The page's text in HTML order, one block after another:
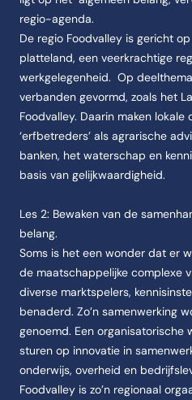
regio-agenda.
De regio Foodvalley is gericht
platteland, een veerkrachtige
werkgelegenheid. Op
verbanden gevormd, zoals het
Foodvalley. Daarin maken lokale
‘erfbetreders’ als agrarische
banken, het waterschap en
basis van gelijkwaardigheid.
Les 2: Bewaken van de
belang.
Soms is het een wonder dat er
de maatschappelijke complexe
diverse marktspelers,
benaderd. Zo’n samenwerking
genoemd. Een organisatorische
sturen op innovatie in
onderwijs, overheid en
Foodvalley is zo’n regionaal